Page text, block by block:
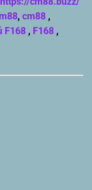
, cm88 ,
F168 , F168 ,